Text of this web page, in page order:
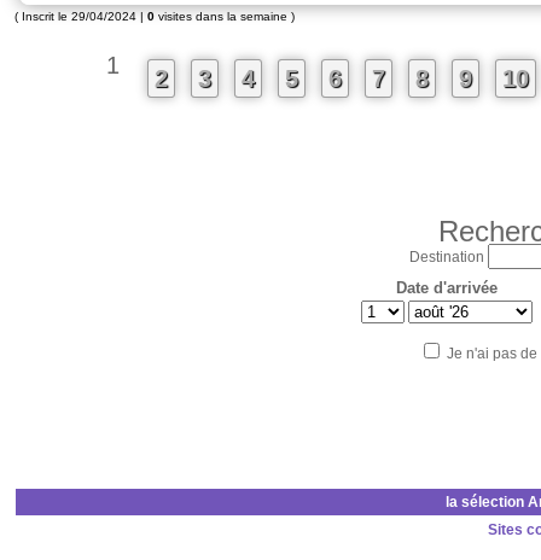
( Inscrit le 29/04/2024 | 0 visites dans la semaine )
1 2 3 4 5 6 7 8 9 10
Destination
Date d'arrivée
Je n'ai pas
la sélection
Sites